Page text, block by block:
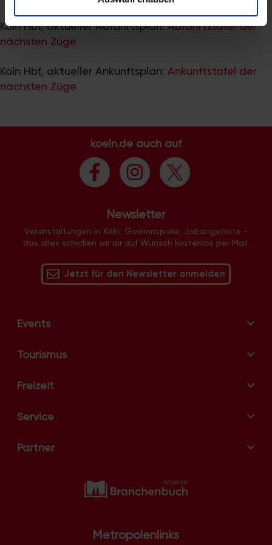
analysieren. Außerdem geben wir Informationen zu Ihrer
Verwendung unserer Website an unsere Partner für
soziale Medien, Werbung und Analysen weiter. Unsere
weiteren Daten zusammen, die Sie ihnen bereitgestellt
haben oder die sie im Rahmen Ihrer Nutzung der Dienste
Köln Hbf, aktueller Abfahrtsplan:Abfahrtstafel der
nächsten Züge
Köln Hbf, aktueller Ankunftsplan: Ankunftstafel der
nächsten Züge
koeln.de auch auf
Newsletter
Veranstaltungen in Köln, Gewinnspiele, Jobangebote -
das alles schicken wir dir auf Wunsch kostenlos per Mail.
Jetzt für den Newsletter anmelden
Events
Tourismus
Freizeit
Service
Partner
Metropolenlinks